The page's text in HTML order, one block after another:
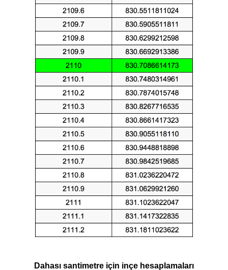
Dahası santimetre için inçe hesaplamaları